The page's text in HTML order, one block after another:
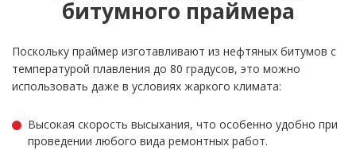
битумного праймера
Поскольку праймер изготавливают из нефтяных битумов с
температурой плавления до 80 градусов, это можно
использовать даже в условиях жаркого климата:
Высокая скорость высыхания, что особенно удобно при
проведении любого вида ремонтных работ.